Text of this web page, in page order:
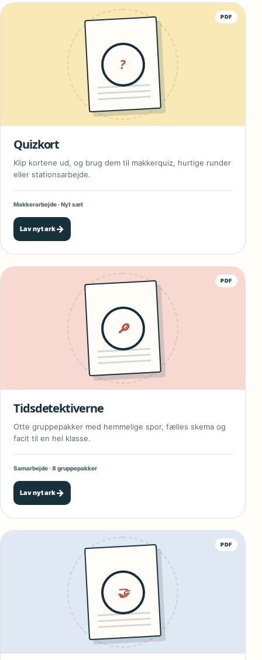
PDF
?
Quizkort
Klip kortene ud, og brug dem til makkerquiz, hurtige runder
eller stationsarbejde.
Makkerarbejde · Nyt sæt
Lav nyt ark→
PDF
🔎
Tidsdetektiverne
Otte gruppepakker med hemmelige spor, fælles skema og
facit til en hel klasse.
Samarbejde · 8 gruppepakker
Lav nyt ark→
PDF
🤝